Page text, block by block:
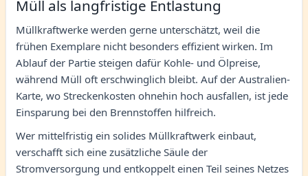
Müll als langfristige Entlastung
Müllkraftwerke werden gerne unterschätzt, weil die
frühen Exemplare nicht besonders effizient wirken. Im
Ablauf der Partie steigen dafür Kohle- und Ölpreise,
während Müll oft erschwinglich bleibt. Auf der Australien-
Karte, wo Streckenkosten ohnehin hoch ausfallen, ist jede
Einsparung bei den Brennstoffen hilfreich.
Wer mittelfristig ein solides Müllkraftwerk einbaut,
verschafft sich eine zusätzliche Säule der
Stromversorgung und entkoppelt einen Teil seines Netzes